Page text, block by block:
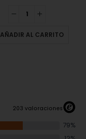
AÑADIR AL CARRITO